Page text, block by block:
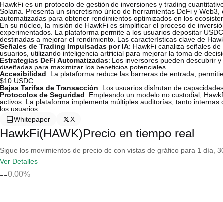
HawkFi es un protocolo de gestión de inversiones y trading
Solana. Presenta un sincretismo único de herramientas DeFi y
automatizadas para obtener rendimientos optimizados en los
En su núcleo, la misión de HawkFi es simplificar el proceso de
experimentados. La plataforma permite a los usuarios depositar
destinadas a mejorar el rendimiento. Las características clave de
Señales de Trading Impulsadas por IA: HawkFi canaliza señales
usuarios, utilizando inteligencia artificial para mejorar la toma de
Estrategias DeFi Automatizadas: Los inversores pueden descubrir
diseñadas para maximizar los beneficios potenciales.
Accesibilidad: La plataforma reduce las barreras de entrada,
$10 USDC.
Bajas Tarifas de Transacción: Los usuarios disfrutan de
Protocolos de Seguridad: Empleando un modelo no custodial,
activos. La plataforma implementa múltiples auditorías, tanto
los usuarios.
Whitepaper
X
HawkFi(HAWK)Precio en tiempo real
Sigue los movimientos de precio de con vistas de gráfico para 1 día,
Ver Detalles
--0.00%